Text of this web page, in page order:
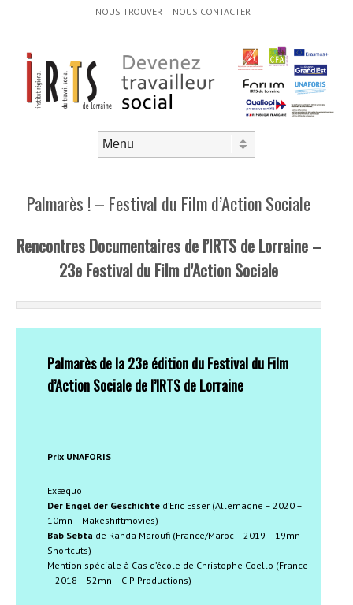
NOUS TROUVER NOUS CONTACTER
Palmarès ! – Festival du Film d’Action Sociale
Rencontres Documentaires de l’IRTS de Lorraine –
23eFestival du Film d’Action Sociale
Palmarès de la 23eédition du Festival du Film
d’Action Sociale de l’IRTS de Lorraine
Prix UNAFORIS
Exæquo
Der Engel der Geschichte d’Eric Esser (Allemagne – 2020 –
10mn – Makeshiftmovies)
Bab Sebta de Randa Maroufi (France/Maroc – 2019 – 19mn –
Shortcuts)
Mention spéciale à Cas d’école de Christophe Coello (France
– 2018 – 52mn – C-P Productions)